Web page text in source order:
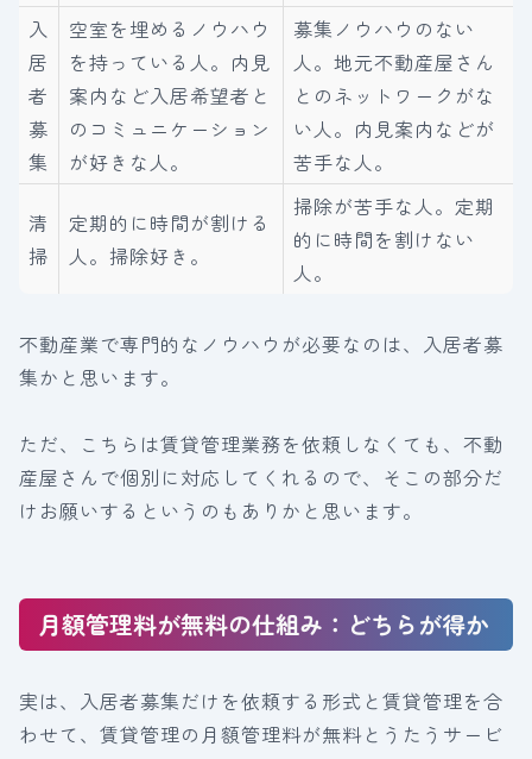
入
居
者
募
集
空室を埋めるノウハウ
を持っている人。内見
案内など入居希望者と
のコミュニケーション
が好きな人。
募集ノウハウのない
人。地元不動産屋さん
とのネットワークがな
い人。内見案内などが
苦手な人。
清
掃
定期的に時間が割ける
人。掃除好き。
掃除が苦手な人。定期
的に時間を割けない
人。
不動産業で専門的なノウハウが必要なのは、入居者募
集かと思います。
ただ、こちらは賃貸管理業務を依頼しなくても、不動
産屋さんで個別に対応してくれるので、そこの部分だ
けお願いするというのもありかと思います。
月額管理料が無料の仕組み：どちらが得か
実は、入居者募集だけを依頼する形式と賃貸管理を合
わせて、賃貸管理の月額管理料が無料とうたうサービ